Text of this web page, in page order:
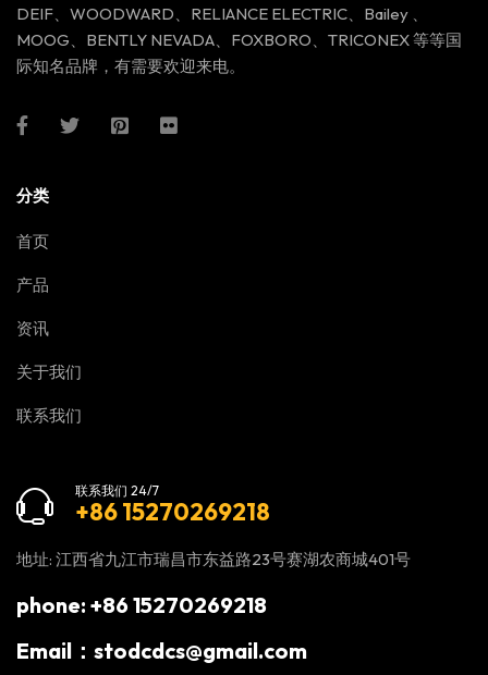
DEIF、WOODWARD、RELIANCE ELECTRIC、Bailey 、
MOOG、BENTLY NEVADA、FOXBORO、TRICONEX 等等国
际知名品牌，有需要欢迎来电。
分类
首页
产品
资讯
关于我们
联系我们
联系我们 24/7
+86 15270269218
地址: 江西省九江市瑞昌市东益路23号赛湖农商城401号
phone: +86 15270269218
Email：stodcdcs@gmail.com